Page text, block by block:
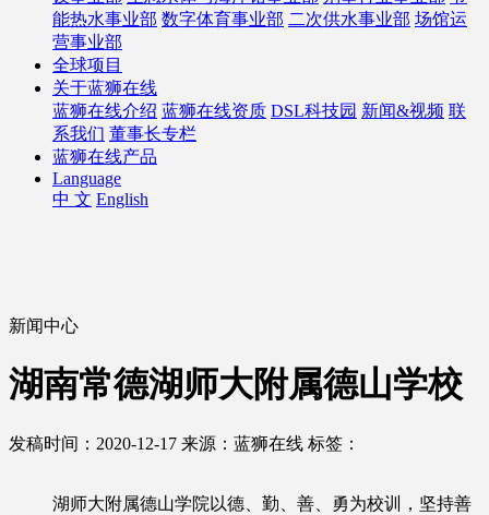
能热水事业部 数字体育事业部 二次供水事业部 场馆运
营事业部
全球项目
关于蓝狮在线
蓝狮在线介绍 蓝狮在线资质 DSL科技园 新闻&视频 联
系我们 董事长专栏
蓝狮在线产品
Language
中 文 English
新闻中心
湖南常德湖师大附属德山学校
发稿时间：2020-12-17 来源：蓝狮在线 标签：
湖师大附属德山学院以德、勤、善、勇为校训，坚持善